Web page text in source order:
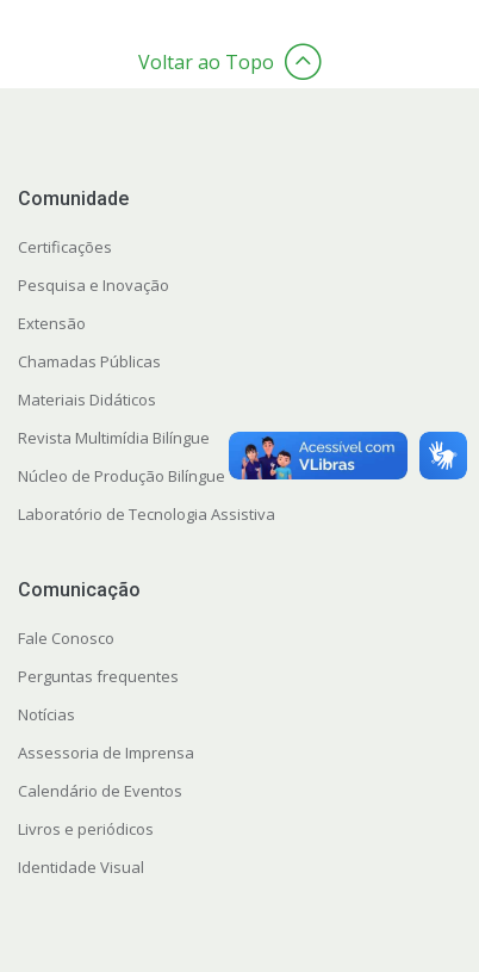
Voltar ao Topo
Comunidade
Certificações
Pesquisa e Inovação
Extensão
Chamadas Públicas
Materiais Didáticos
Revista Multimídia Bilíngue
Núcleo de Produção Bilíngue
Laboratório de Tecnologia Assistiva
Comunicação
Fale Conosco
Perguntas frequentes
Notícias
Assessoria de Imprensa
Calendário de Eventos
Livros e periódicos
Identidade Visual